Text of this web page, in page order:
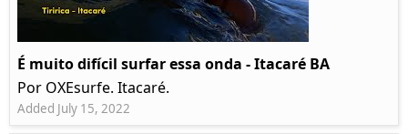
É muito difícil surfar essa onda - Itacaré BA
Por OXEsurfe. Itacaré.
Added July 15, 2022